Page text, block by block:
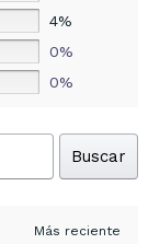
4%
0%
0%
Buscar